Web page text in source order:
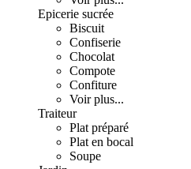
Epicerie sucrée
Biscuit
Confiserie
Chocolat
Compote
Confiture
Voir plus...
Traiteur
Plat préparé
Plat en bocal
Soupe